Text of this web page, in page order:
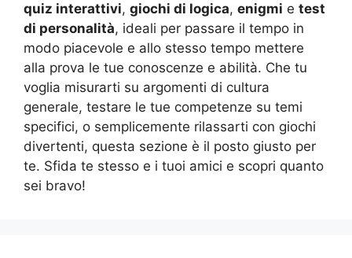
quiz interattivi, giochi di logica, enigmi e test
di personalità, ideali per passare il tempo in
modo piacevole e allo stesso tempo mettere
alla prova le tue conoscenze e abilità. Che tu
voglia misurarti su argomenti di cultura
generale, testare le tue competenze su temi
specifici, o semplicemente rilassarti con giochi
divertenti, questa sezione è il posto giusto per
te. Sfida te stesso e i tuoi amici e scopri quanto
sei bravo!